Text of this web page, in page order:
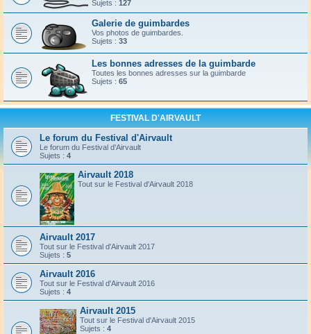
Sujets : 127
Galerie de guimbardes
Vos photos de guimbardes.
Sujets : 33
Les bonnes adresses de la guimbarde
Toutes les bonnes adresses sur la guimbarde
Sujets : 65
FESTIVAL D'AIRVAULT
Le forum du Festival d'Airvault
Le forum du Festival d'Airvault
Sujets : 4
Airvault 2018
Tout sur le Festival d'Airvault 2018
Airvault 2017
Tout sur le Festival d'Airvault 2017
Sujets : 5
Airvault 2016
Tout sur le Festival d'Airvault 2016
Sujets : 4
Airvault 2015
Tout sur le Festival d'Airvault 2015
Sujets : 4